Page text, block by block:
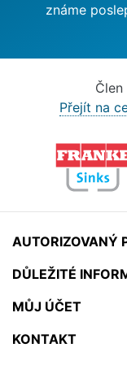
známe
Přejít na
AUTORIZOVANÝ
DŮLEŽITÉ
MŮJ ÚČET
KONTAKT